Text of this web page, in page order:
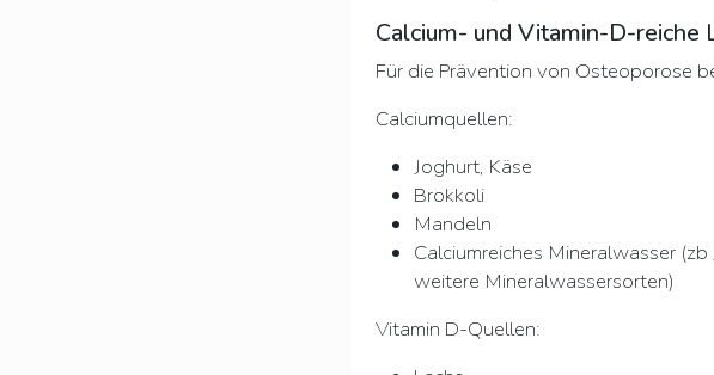
Calcium- und Vitamin-D-
Für die Prävention von Osteoporose
Calciumquellen:
Joghurt, Käse
Brokkoli
Mandeln
Calciumreiches Mineralwasser
weitere Mineralwassersorten)
Vitamin D-Quellen: